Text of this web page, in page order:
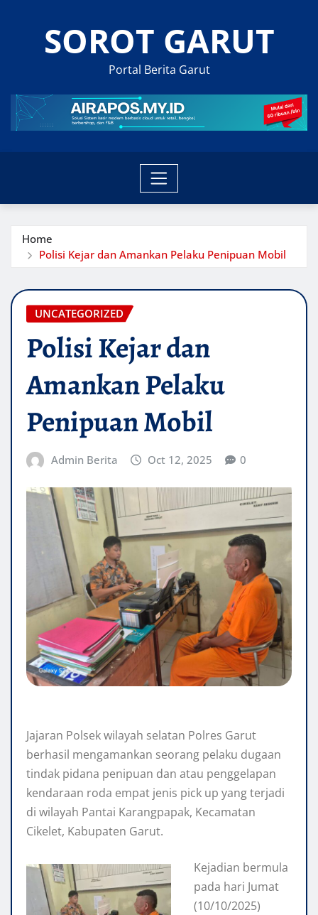
SOROT GARUT
Portal Berita Garut
Home
Polisi Kejar dan Amankan Pelaku Penipuan Mobil
UNCATEGORIZED
Polisi Kejar dan
Amankan Pelaku
Penipuan Mobil
Admin Berita Oct 12, 2025 0
Jajaran Polsek wilayah selatan Polres Garut
berhasil mengamankan seorang pelaku dugaan
tindak pidana penipuan dan atau penggelapan
kendaraan roda empat jenis pick up yang terjadi
di wilayah Pantai Karangpapak, Kecamatan
Cikelet, Kabupaten Garut.
Kejadian bermula
pada hari Jumat
(10/10/2025)